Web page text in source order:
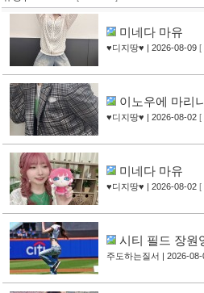
미네다 마유
♥디지땅♥ | 2026-08-09 [
이노우에 마리
♥디지땅♥ | 2026-08-02 [
미네다 마유
♥디지땅♥ | 2026-08-02 [
시티 필드 장원
주도하는질서 | 2026-08-